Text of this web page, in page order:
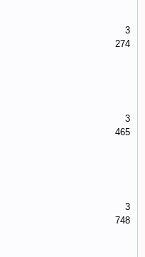
3
274
3
465
3
748